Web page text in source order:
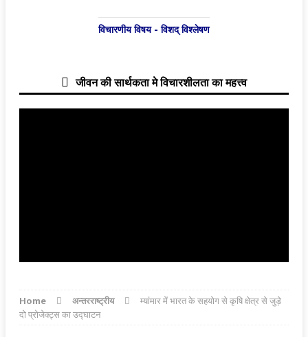
विचारणीय विषय - विशद् विश्लेषण
जीवन की सार्थकता मे विचारशीलता का महत्त्व
Home अन्तरराष्ट्रीय
म्यांमार में भारत के सहयोग से कृषि क्षेत्र से जुड़े
दो प्रोजेक्ट्स का उद्घाटन